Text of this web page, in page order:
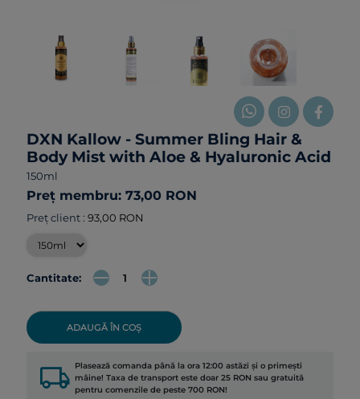
DXN Kallow - Summer Bling Hair &
Body Mist with Aloe & Hyaluronic Acid
150ml
Preț membru: 73,00 RON
Preț client : 93,00 RON
Cantitate:
ADAUGĂ ÎN COȘ
local_shipping Plasează comanda până la ora 12:00 astăzi și o primești
mâine! Taxa de transport este doar 25 RON sau gratuită
pentru comenzile de peste 700 RON!